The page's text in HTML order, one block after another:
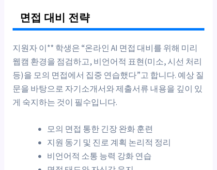
면접 대비 전략
지원자 이** 학생은 “온라인 AI 면접 대비를 위해 미리
웹캠 환경을 점검하고, 비언어적 표현(미소, 시선 처리
등)을 모의 면접에서 집중 연습했다”고 합니다. 예상 질
문을 바탕으로 자기소개서와 제출서류 내용을 깊이 있
게 숙지하는 것이 필수입니다.
모의 면접 통한 긴장 완화 훈련
지원 동기 및 진로 계획 논리적 정리
비언어적 소통 능력 강화 연습